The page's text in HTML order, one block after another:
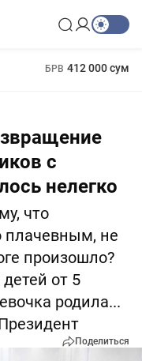
БРВ 412 000 сум
с
нелегко
что
плачевным, не
произошло?
от 5
родила...
Поделиться